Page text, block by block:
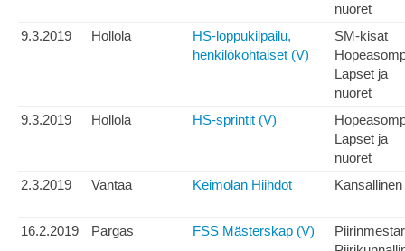
nuoret
9.3.2019
Hollola
HS-loppukilpailu,
henkilökohtaiset (V)
SM-kisat
Lapset ja
nuoret
9.3.2019
Hollola HS-sprintit (V)
Lapset ja
nuoret
2.3.2019
Vantaa Keimolan Hiihdot Kansallinen
16.2.2019 Pargas FSS Mästerskap (V)